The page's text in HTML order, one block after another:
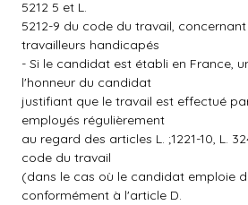
5212 5 et L.
5212-9 du code du travail,
travailleurs handicapés
- Si le candidat est établi en France,
l'honneur du candidat
justifiant que le travail est effectué
employés régulièrement
au regard des articles L. ;1221-10, L.
code du travail
(dans le cas où le candidat emploie
conformément à l'article D.